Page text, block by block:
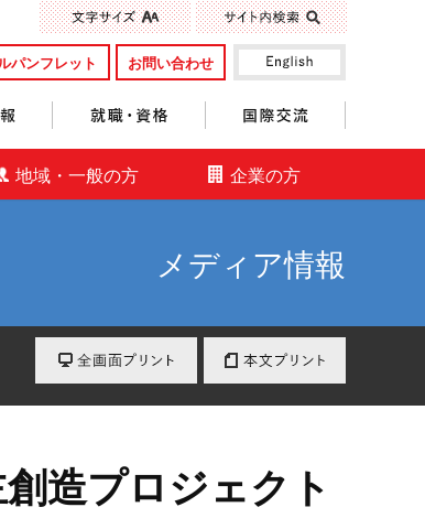
パンフレット お問い合わせ
地域・一般の方 企業の方
メディア情報
造プロジェクト